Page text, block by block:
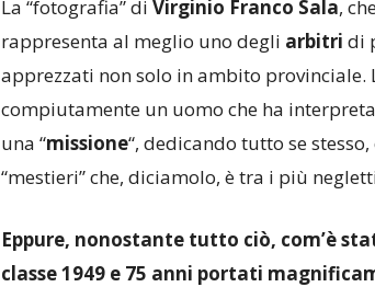
La “fotografia” di Virginio Franco Sala,
rappresenta al meglio uno degli arbitri di
apprezzati non solo in ambito provinciale.
compiutamente un uomo che ha
una “missione“, dedicando tutto se
“mestieri” che, diciamolo, è tra i più
Eppure, nonostante tutto ciò, com’è
classe 1949 e 75 anni portati